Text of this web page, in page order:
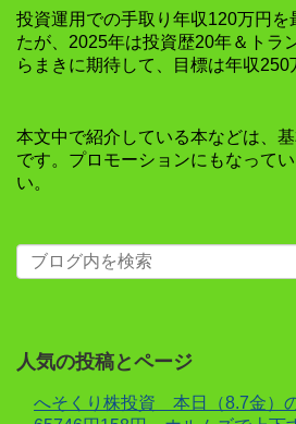
投資運用での手取り年収120万円を
たが、2025年は投資歴20年＆トラ
らまきに期待して、目標は年収250
本文中で紹介している本などは、
です。プロモーションにもなって
い。
人気の投稿とページ
へそくり株投資 本日（8.7金）